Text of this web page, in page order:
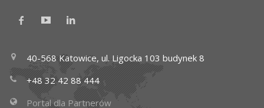
40-568 Katowice, ul. Ligocka 103 budynek 8
+48 32 42 88 444
Portal dla Partnerów